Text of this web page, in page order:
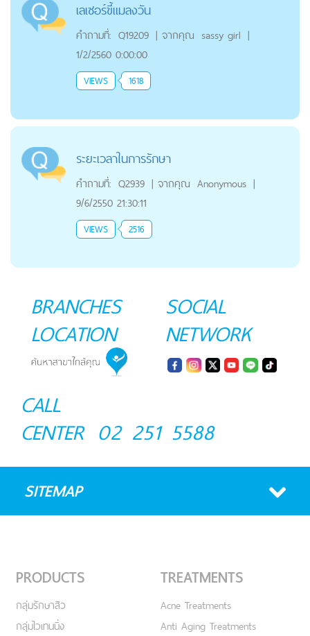
เลเซอร์ขี้แมลงวัน
คำถามที่: Q19209 | จากคุณ sassy girl |
1/2/2560 0:00:00
VIEWS 1618
ระยะเวลาในการรักษา
คำถามที่: Q2939 | จากคุณ Anonymous |
9/6/2550 21:30:11
VIEWS 2516
BRANCHES
LOCATION
SOCIAL
NETWORK
CALL
CENTER 02 251 5588
SITEMAP
PRODUCTS
กลุ่มรักษาสิว
กลุ่มไวเทนนิ่ง
TREATMENTS
Acne Treatments
Anti Aging Treatments